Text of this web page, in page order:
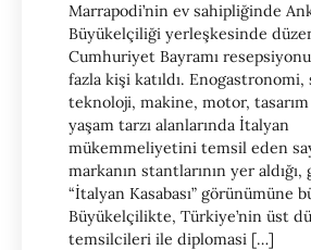
Marrapodi’nin ev sahipliğinde
Büyükelçiliği yerleşkesinde
Cumhuriyet Bayramı
fazla kişi katıldı. Enogastronomi,
teknoloji, makine, motor,
yaşam tarzı alanlarında İtalyan
mükemmeliyetini temsil eden
markanın stantlarının yer
“İtalyan Kasabası” görünümüne
Büyükelçilikte, Türkiye’nin üst
temsilcileri ile diplomasi […]